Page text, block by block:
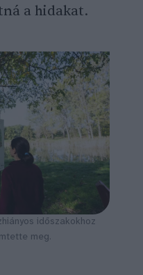
a hidakat.
időszakokhoz
meg.